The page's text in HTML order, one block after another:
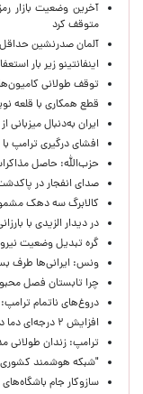
متوقف کرد
آلمان صدرنشین
اینفانتینو زیر بار
توقف طولانی
قطع همکاری با قلعه
ایران به‌دنبال
افشای درگیری ترامپ
حزب‌الله: حاصل
صدای انفجار در
کالابرگ سه دهک
در دیدار الزیدی با
گره تبدیل وضعیت
ونس: ایرانی‌ها طرف
چرا تابستان فصل
دروغ‌های ناتمام
افزایش ۲ درجه‌ای دما در برخی مناطق/ هوای معتدل در نوار شمالی ایران
ترامپ: زندان طولانی
"شبکه هوشمند
سازوکار جام